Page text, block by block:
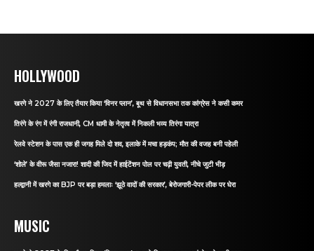
HOLLYWOOD
खरगे ने 2027 के लिए तैयार किया ‘विनर प्लान’, बूथ से विधानसभा तक कांग्रेस ने कसी कमर
तिरंगे के रंग में रंगी राजधानी, CM धामी के नेतृत्व में निकली भव्य तिरंगा यात्रा
रेलवे स्टेशन के पास एक ही जगह मिले दो शव, इलाके में मचा हड़कंप; मौत की वजह बनी पहेली
‘शोले’ के वीरू जैसा नजारा! शादी की जिद में हाईटेंशन पोल पर चढ़ी युवती, नीचे जुटी भीड़
हल्द्वानी में खरगे का BJP पर बड़ा हमलाः ‘झूठे वादों की सरकार’, बेरोजगारी-पेपर लीक पर घेरा
MUSIC